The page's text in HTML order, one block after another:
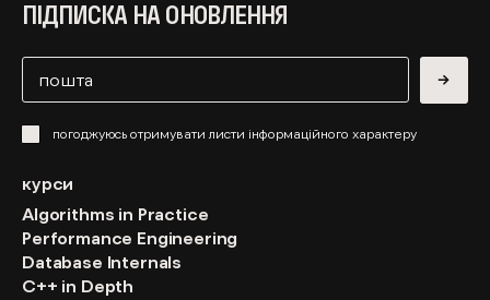
→
погоджуюсь отримувати листи інформаційного характеру
ПІДПИСКА НА ОНОВЛЕННЯ
курси
Algorithms in Practice
Performance Engineering
Database Internals
C++ in Depth